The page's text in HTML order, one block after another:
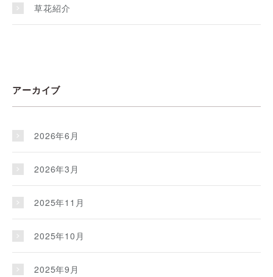
草花紹介
アーカイブ
2026年6月
2026年3月
2025年11月
2025年10月
2025年9月